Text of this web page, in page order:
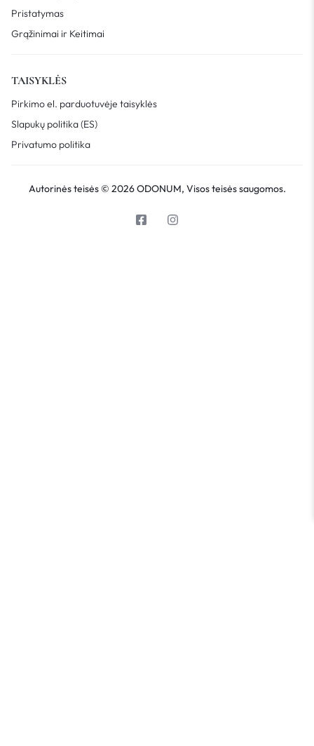
Pristatymas
Grąžinimai ir Keitimai
TAISYKLĖS
Pirkimo el. parduotuvėje taisyklės
Slapukų politika (ES)
Privatumo politika
Autorinės teisės © 2026 ODONUM, Visos teisės saugomos.